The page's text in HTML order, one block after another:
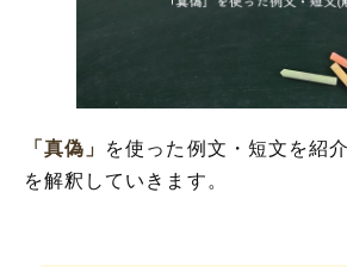
「真偽」
を使った例文・短文を紹
を解釈していきます。